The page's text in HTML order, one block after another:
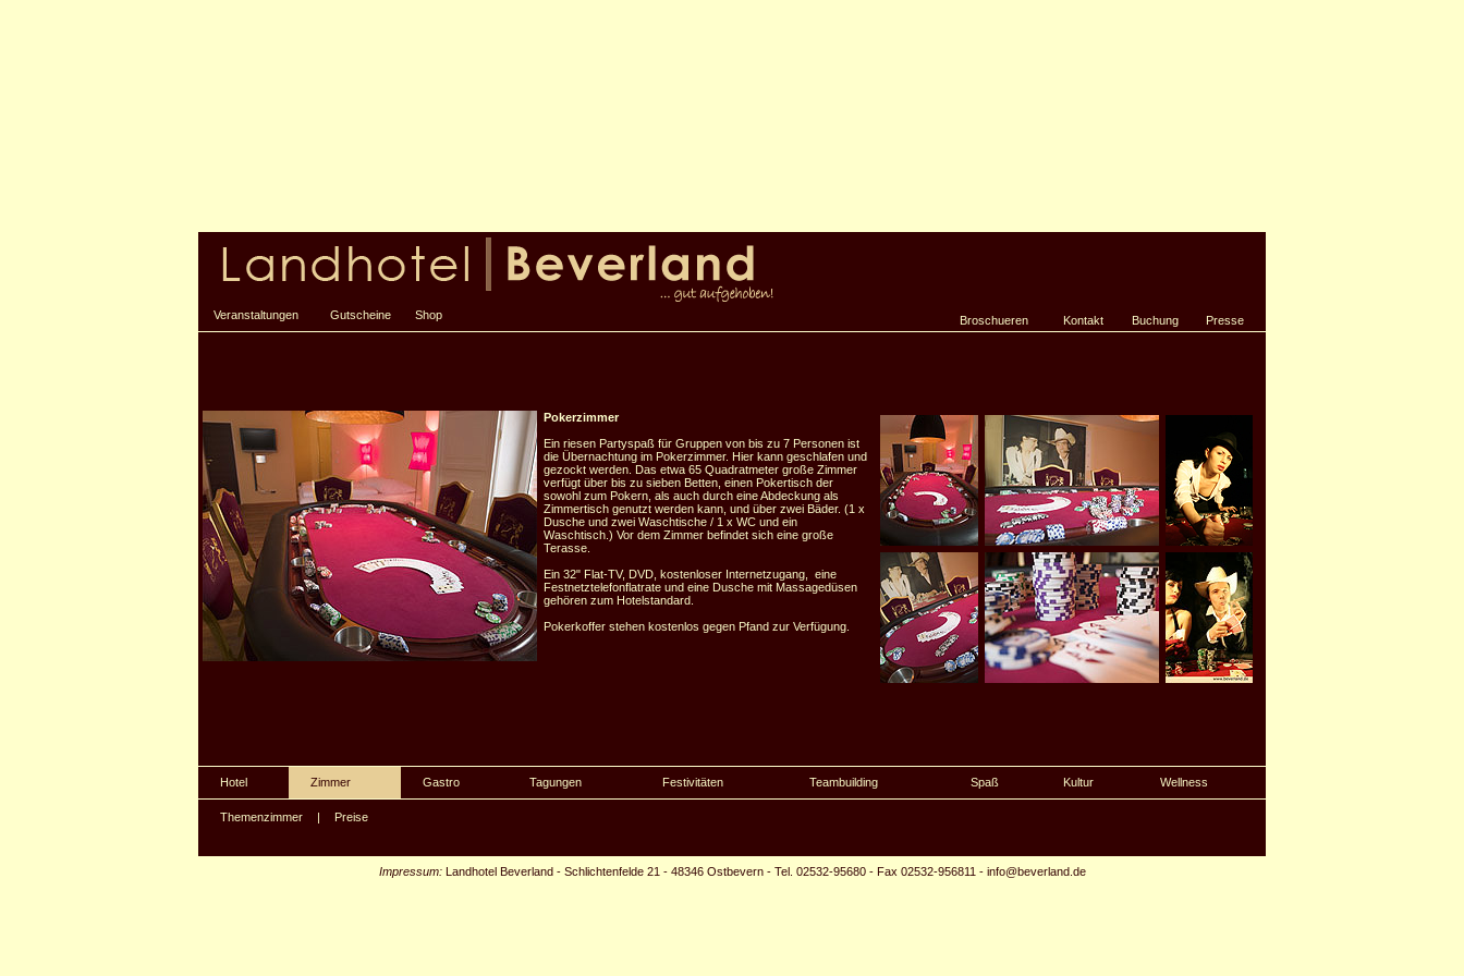
Veranstaltungen Gutscheine Shop Broschueren Kontakt Buchung Presse
Pokerzimmer
Ein riesen Partyspaß für Gruppen von bis zu 7 Personen ist
die Übernachtung im Pokerzimmer. Hier kann geschlafen und
gezockt werden. Das etwa 65 Quadratmeter große Zimmer
verfügt über bis zu sieben Betten, einen Pokertisch der
sowohl zum Pokern, als auch durch eine Abdeckung als
Zimmertisch genutzt werden kann, und über zwei Bäder. (1 x
Dusche und zwei Waschtische / 1 x WC und ein
Waschtisch.) Vor dem Zimmer befindet sich eine große
Terasse.
Ein 32" Flat-TV, DVD, kostenloser Internetzugang, eine
Festnetztelefonflatrate und eine Dusche mit Massagedüsen
gehören zum Hotelstandard.
Pokerkoffer stehen kostenlos gegen Pfand zur Verfügung.
Hotel Zimmer Gastro Tagungen Festivitäten Teambuilding Spaß Kultur Wellness
Themenzimmer | Preise
Impressum: Landhotel Beverland- Schlichtenfelde 21 - 48346 Ostbevern- Tel. 02532-95680- Fax 02532-956811 - info@beverland.de